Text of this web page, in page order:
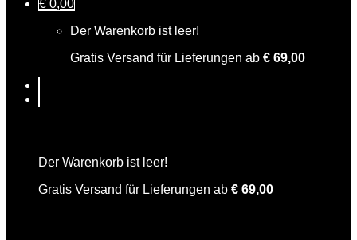
€ 0,00
Der Warenkorb ist leer!
Gratis Versand für Lieferungen ab € 69,00
Der Warenkorb ist leer!
Gratis Versand für Lieferungen ab € 69,00